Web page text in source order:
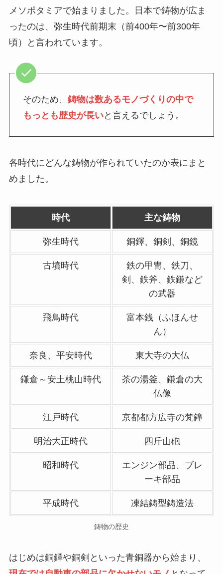
メソポタミアで始まりました。日本で鋳物が広ま
ったのは、弥生時代前期末（前400年〜前300年
頃）と言われています。
そのため、 鋳物は数あるモノづくりの中で
もっとも歴史が長いと言えるでしょう。
各時代にどんな鋳物が作られていたのか表にまと
めました。
時代 主な鋳物
弥生時代 銅鐸、銅剣、銅鏡
古墳時代
鉄の甲冑、鉄刀、
剣、鉄斧、鉄鎌など
の武器
飛鳥時代
富本銭（ふほんせ
ん）
奈良、平安時代 東大寺の大仏
鎌倉～安土桃山時代
茶の湯釜、鎌倉の大
仏像
江戸時代 京都都方広寺の梵鐘
明治大正時代 四斤山砲
昭和時代
エンジン部品、ブレ
ーキ部品
平成時代 凍結鋳型鋳造法
鋳物の歴史
はじめは銅鐸や銅剣といった青銅器から始まり、